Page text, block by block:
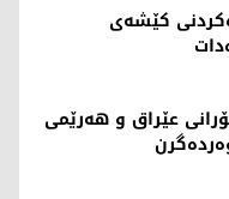
کێشەی
مووچەخۆرانی عێراق و هەرێمی